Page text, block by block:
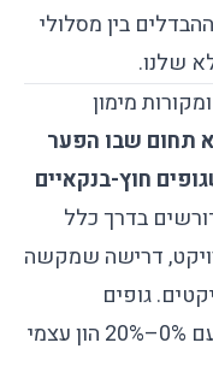
בין מסלולי
שלנו.
מימון
תחום שבו הפער
חוץ-בנקאיים
בדרך כלל
הפרויקט, דרישה שמקשה
גופים
חוץ-בנקאיים מוכנים לעיתים לממן עם 0%–20% הון עצמי